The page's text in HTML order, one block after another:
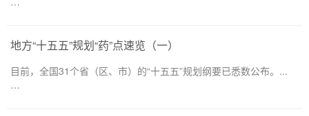
地方“十五五”规划“药”点速览（一）
目前，全国31个省（区、市）的“十五五”规划纲要已悉数公布。...
…